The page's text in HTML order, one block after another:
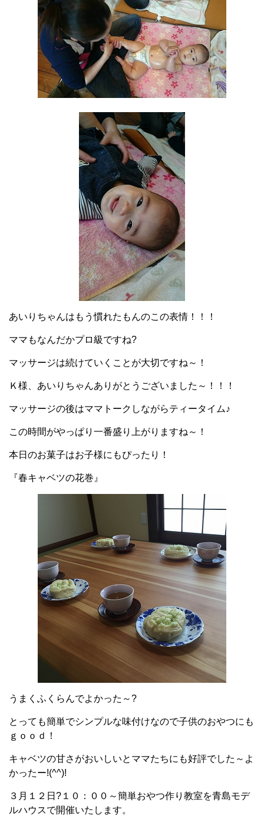
あいりちゃんはもう慣れたもんのこの表情！！！
ママもなんだかプロ級ですね?
マッサージは続けていくことが大切ですね～！
Ｋ様、あいりちゃんありがとうございました～！！！
マッサージの後はママトークしながらティータイム♪
この時間がやっぱり一番盛り上がりますね～！
本日のお菓子はお子様にもぴったり！
『春キャベツの花巻』
うまくふくらんでよかった～?
とっても簡単でシンプルな味付けなので子供のおやつにも
ｇｏｏｄ！
キャベツの甘さがおいしいとママたちにも好評でした～よ
かったー!(^^)!
３月１２日?１０：００～簡単おやつ作り教室を青島モデ
ルハウスで開催いたします。